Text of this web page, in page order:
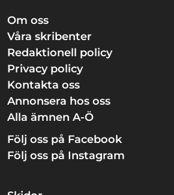
Om oss
Våra skribenter
Redaktionell policy
Privacy policy
Kontakta oss
Annonsera hos oss
Alla ämnen A-Ö
Följ oss på Facebook
Följ oss på Instagram